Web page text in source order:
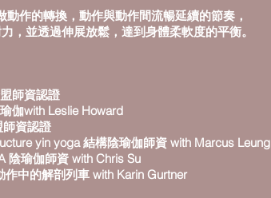
作的轉換，動作與動作間流暢延續的節奏，
，並透過伸展放鬆，達到身體柔軟度的平衡。
師資認證
伽with Leslie Howard
師資認證
yin yoga 結構陰瑜伽師資 with Marcus Leung
陰瑜伽師資 with Chris Su
作中的解剖列車 with Karin Gurtner